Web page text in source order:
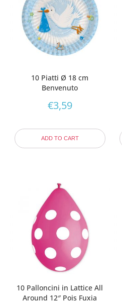
10 Piatti Ø 18 cm
Benvenuto
€3,59
ADD TO CART
10 Palloncini in Lattice All
Around 12″ Pois Fuxia